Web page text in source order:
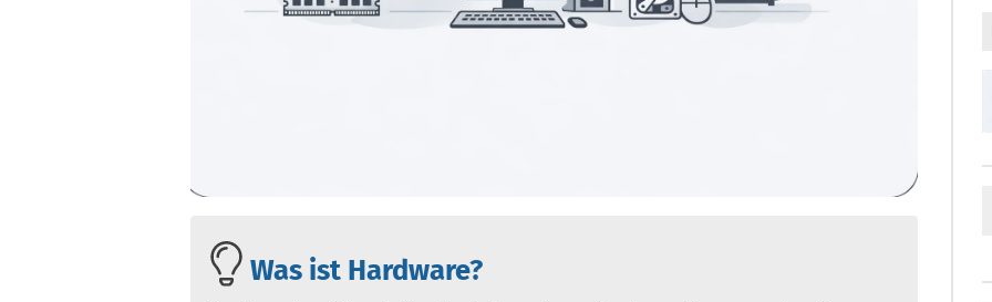
Was ist Hardware?